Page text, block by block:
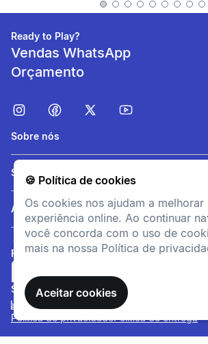
🍪 Política de cookies
Os cookies nos ajudam a melhorar
experiência online. Ao continuar
você concorda com o uso de
mais na nossa Política de
Aceitar cookies
Ready to Play?
Vendas WhatsApp
Orçamento
Sobre nós
Serviços
Ajuda
FORMAS DE PAGAMENTO
SITE SEGURO
Política de privacidadePolítica de entrega